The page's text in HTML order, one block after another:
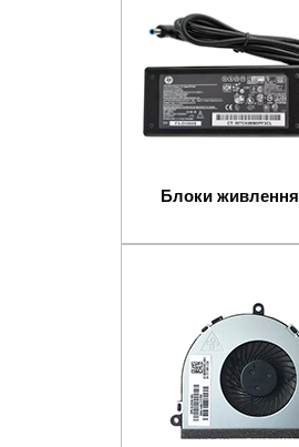
Блоки живлення